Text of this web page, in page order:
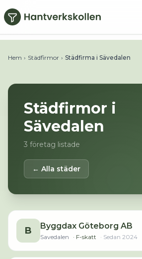
Hoppa till huvudinnehåll
Hem › Städfirmor › Städfirma i Sävedalen
Städfirmor i
Sävedalen
3 företag listade
← Alla städer
B Byggdax Göteborg AB
Savedalen · F-skatt · Sedan 2024